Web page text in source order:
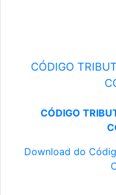
CÓDIGO
CÓDIGO
Download do